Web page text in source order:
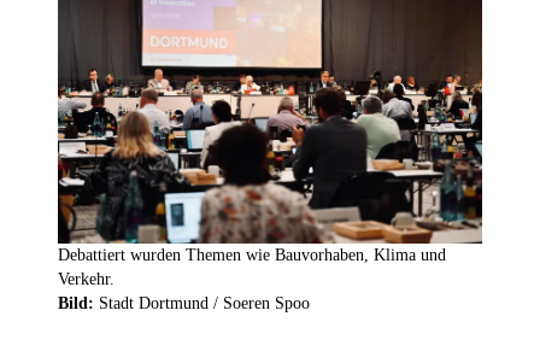
Debattiert wurden Themen wie Bauvorhaben, Klima und
Verkehr.
Bild: Stadt Dortmund / Soeren Spoo